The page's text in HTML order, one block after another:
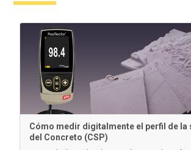
Herramienta de bruñido
Herramienta de bruñido de plástico de
Cómo medir digitalmente el perfil de la
del Concreto (CSP)